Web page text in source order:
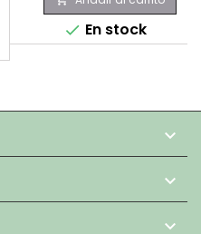
 En stock


